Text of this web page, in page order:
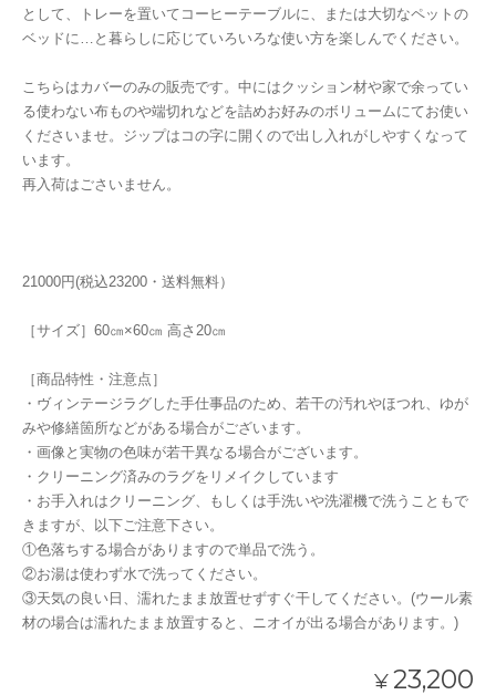
として、トレーを置いてコーヒーテーブルに、または大切なペットの
ベッドに…と暮らしに応じていろいろな使い方を楽しんでください。
こちらはカバーのみの販売です。中にはクッション材や家で余ってい
る使わない布ものや端切れなどを詰めお好みのボリュームにてお使い
くださいませ。ジップはコの字に開くので出し入れがしやすくなって
います。
再入荷はごさいません。
21000円(税込23200・送料無料）
［サイズ］60㎝×60㎝ 高さ20㎝
［商品特性・注意点］
・ヴィンテージラグした手仕事品のため、若干の汚れやほつれ、ゆが
みや修繕箇所などがある場合がございます。
・画像と実物の色味が若干異なる場合がございます。
・クリーニング済みのラグをリメイクしています
・お手入れはクリーニング、もしくは手洗いや洗濯機で洗うこともで
きますが、以下ご注意下さい。
①色落ちする場合がありますので単品で洗う。
②お湯は使わず水で洗ってください。
③天気の良い日、濡れたまま放置せずすぐ干してください。(ウール素
材の場合は濡れたまま放置すると、ニオイが出る場合があります。)
¥23,200